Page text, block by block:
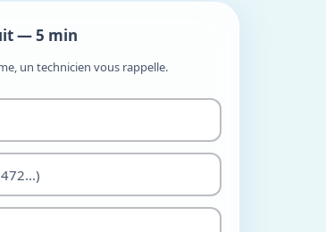
— 5 min
un technicien vous rappelle.